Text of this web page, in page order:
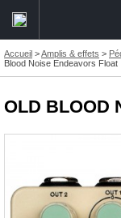
Accueil >Amplis & effets >
Blood Noise Endeavors Float
OLD BLOOD